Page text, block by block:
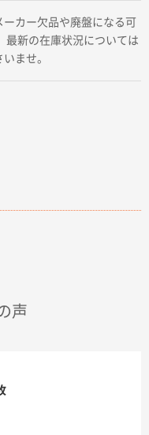
ーカー欠品や廃盤になる可
最新の在庫状況については
ませ。
声